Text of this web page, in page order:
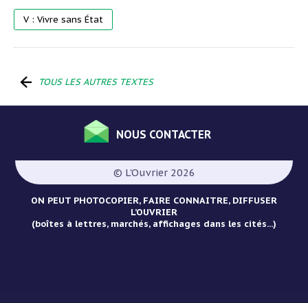
V : Vivre sans État
TOUS LES AUTRES TEXTES
Pied
de
page
NOUS CONTACTER
© L'Ouvrier 2026
ON PEUT PHOTOCOPIER, FAIRE CONNAITRE, DIFFUSER
L’OUVRIER
(boîtes à lettres, marchés, affichages dans les cités...)